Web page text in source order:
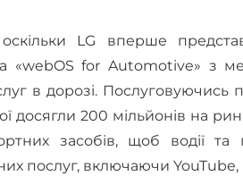
LG вперше
«webOS for Automotive» з
в дорозі.
досягли 200 мільйонів на
засобів, щоб водії
послуг, включаючи YouTube,